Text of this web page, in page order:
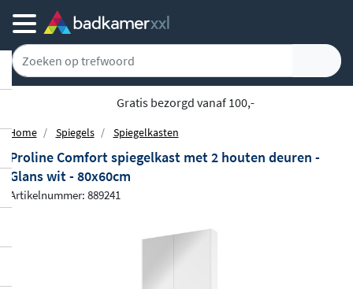
Achteraf of gespreid betalen
Home Spiegels Spiegelkasten
Proline Comfort spiegelkast met 2 houten deuren -
Glans wit - 80x60cm
Artikelnummer: 889241